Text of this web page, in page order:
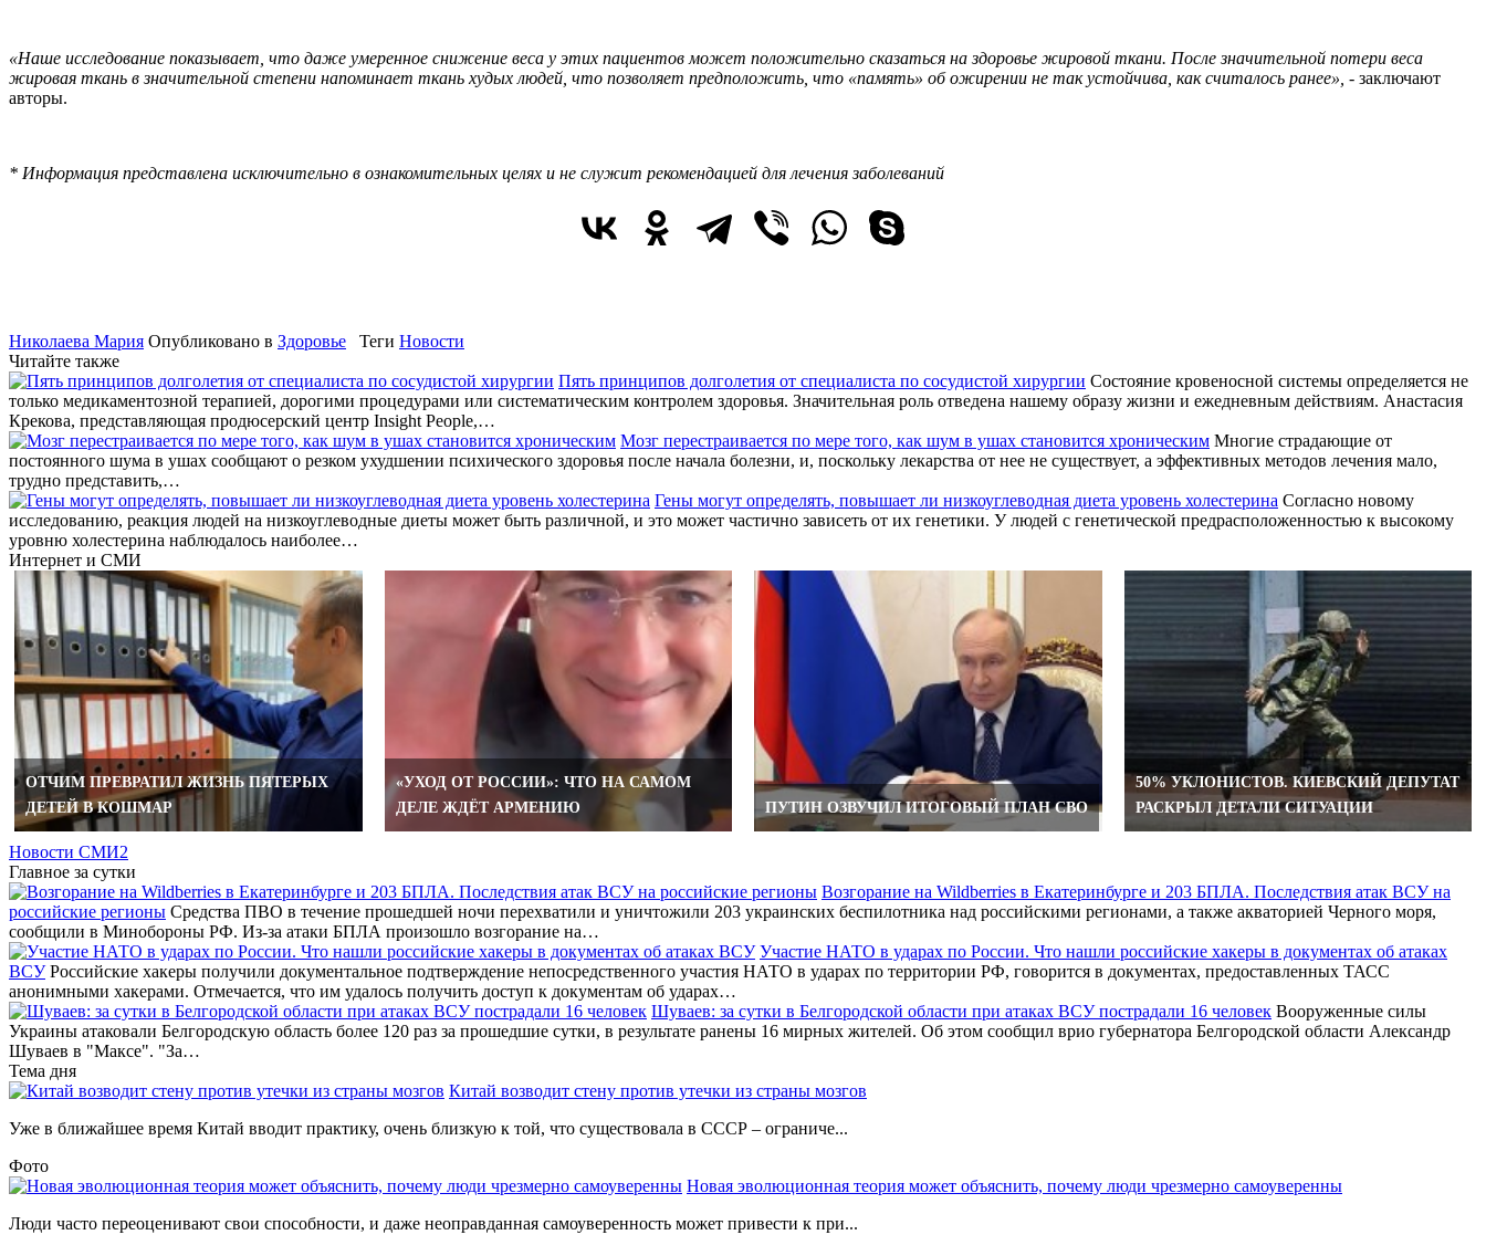
«Наше исследование показывает, что даже умеренное снижение веса у этих пациентов может положительно сказаться на здоровье жировой ткани. После значительной потери веса
жировая ткань в значительной степени напоминает ткань худых людей, что позволяет предположить, что «память» об ожирении не так устойчива, как считалось ранее», - заключают
авторы.
* Информация представлена исключительно в ознакомительных целях и не служит рекомендацией для лечения заболеваний
Николаева Мария Опубликовано в Здоровье Теги Новости
Читайте также
Пять принципов долголетия от специалиста по сосудистой хирургии Состояние кровеносной системы определяется не
только медикаментозной терапией, дорогими процедурами или систематическим контролем здоровья. Значительная роль отведена нашему образу жизни и ежедневным действиям. Анастасия
Крекова, представляющая продюсерский центр Insight People,…
Мозг перестраивается по мере того, как шум в ушах становится хроническим Многие страдающие от
постоянного шума в ушах сообщают о резком ухудшении психического здоровья после начала болезни, и, поскольку лекарства от нее не существует, а эффективных методов лечения мало,
трудно представить,…
Гены могут определять, повышает ли низкоуглеводная диета уровень холестерина Согласно новому
исследованию, реакция людей на низкоуглеводные диеты может быть различной, и это может частично зависеть от их генетики. У людей с генетической предрасположенностью к высокому
уровню холестерина наблюдалось наиболее…
Интернет и СМИ
ОТЧИМ ПРЕВРАТИЛ ЖИЗНЬ ПЯТЕРЫХ
ДЕТЕЙ В КОШМАР
«УХОД ОТ РОССИИ»: ЧТО НА САМОМ
ДЕЛЕ ЖДЁТ АРМЕНИЮ
ПУТИН ОЗВУЧИЛ ИТОГОВЫЙ ПЛАН СВО
50% УКЛОНИСТОВ. КИЕВСКИЙ ДЕПУТАТ
РАСКРЫЛ ДЕТАЛИ СИТУАЦИИ
Новости СМИ2
Главное за сутки
Возгорание на Wildberries в Екатеринбурге и 203 БПЛА. Последствия атак ВСУ на
российские регионы Средства ПВО в течение прошедшей ночи перехватили и уничтожили 203 украинских беспилотника над российскими регионами, а также акваторией Черного моря,
сообщили в Минобороны РФ. Из-за атаки БПЛА произошло возгорание на…
Участие НАТО в ударах по России. Что нашли российские хакеры в документах об атаках
ВСУРоссийские хакеры получили документальное подтверждение непосредственного участия НАТО в ударах по территории РФ, говорится в документах, предоставленных ТАСС
анонимными хакерами. Отмечается, что им удалось получить доступ к документам об ударах…
Шуваев: за сутки в Белгородской области при атаках ВСУ пострадали 16 человек Вооруженные силы
Украины атаковали Белгородскую область более 120 раз за прошедшие сутки, в результате ранены 16 мирных жителей. Об этом сообщил врио губернатора Белгородской области Александр
Шуваев в "Максе". "За…
Тема дня
Китай возводит стену против утечки из страны мозгов
Уже в ближайшее время Китай вводит практику, очень близкую к той, что существовала в СССР – ограниче...
Фото
Новая эволюционная теория может объяснить, почему люди чрезмерно самоуверенны
Люди часто переоценивают свои способности, и даже неоправданная самоуверенность может привести к при...